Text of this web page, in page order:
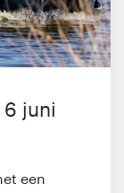
6 juni
een